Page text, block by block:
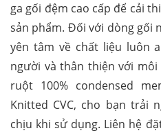
ga gối đệm cao cấp để cải
sản phẩm. Đối với dòng gối
yên tâm về chất liệu luôn
người và thân thiện với
ruột 100% condensed
Knitted CVC, cho bạn trải
chịu khi sử dụng. Liên hệ